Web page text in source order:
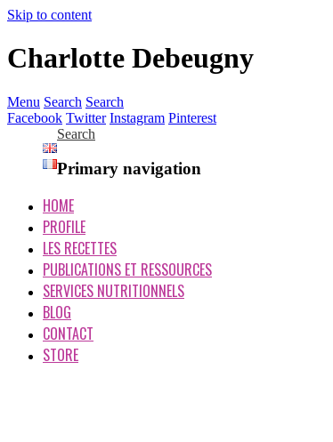
Skip to content
Charlotte Debeugny
Menu Search Search
Facebook Twitter Instagram Pinterest
Search
Primary navigation
HOME
PROFILE
LES RECETTES
PUBLICATIONS ET RESSOURCES
SERVICES NUTRITIONNELS
BLOG
CONTACT
STORE